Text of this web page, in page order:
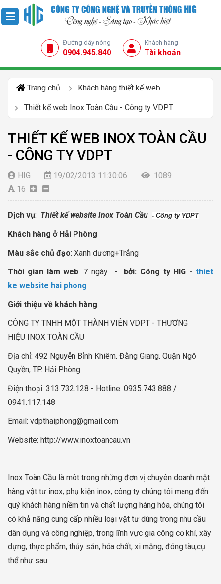
Đường dây nóng
0904.945.840
Khách hàng
Tài khoản
Trang chủ Khách hàng thiết kế web
Thiết kế web Inox Toàn Cầu - Công ty VDPT
THIẾT KẾ WEB INOX TOÀN CẦU
- CÔNG TY VDPT
HIG 19/02/2013 11:30:06
1089
16
Dịch vụ: Thiết kế website Inox Toàn Cầu - Công ty VDPT
Khách hàng ở Hải Phòng
Màu sắc chủ đạo: Xanh dương+Trắng
Thời gian làm web: 7 ngày - bởi: Công ty HIG -thiet
ke website hai phong
Giới thiệu về khách hàng:
CÔNG TY TNHH MỘT THÀNH VIÊN VDPT - THƯƠNG
HIỆU INOX TOÀN CẦU
Địa chỉ: 492 Nguyễn Bỉnh Khiêm, Đằng Giang, Quận Ngô
Quyền, TP. Hải Phòng
Điện thoại: 313.732.128 - Hotline: 0935.743.888 /
0941.117.148
Email: vdpthaiphong@gmail.com
Website: http://www.inoxtoancau.vn
Inox Toàn Cầu là môt trong những đơn vị chuyên doanh mặt
hàng vật tư inox, phụ kiện inox, công ty chúng tôi mang đến
quý khách hàng niềm tin và chất lượng hàng hóa, chúng tôi
có khả năng cung cấp nhiều loại vật tư dùng trong nhu cầu
dân dụng và công nghiệp, trong lĩnh vực gia công cơ khí, xây
dựng, thực phẩm, thủy sản, hóa chất, xi măng, đóng tàu,cụ
thể như sau: